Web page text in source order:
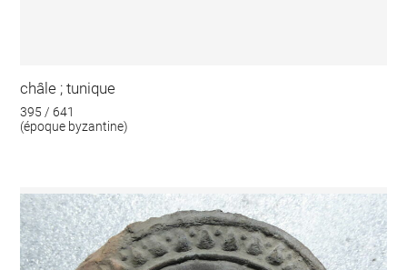
châle ; tunique
395 / 641
(époque byzantine)